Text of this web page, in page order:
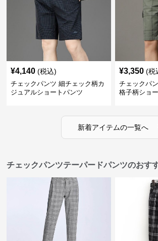
¥4,140 (税込)
チェックパンツ 細チェック柄カ
ジュアルショートパンツ
¥3,350 (税
チェックパ
格子柄ショ
新着アイテムの一覧へ
チェックパンツテーパードパンツのおす